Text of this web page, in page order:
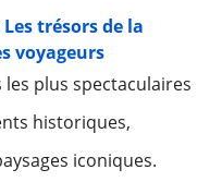
trésors de la
voyageurs
plus spectaculaires
historiques,
iconiques.